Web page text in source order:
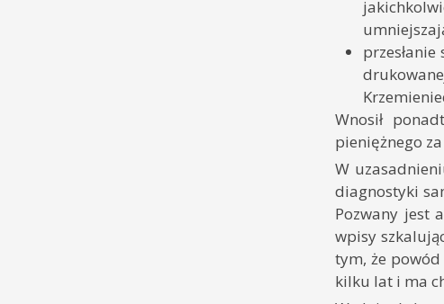
Wnosił
pieniężnego
W
diagnostyki
Pozwany jest
wpisy
tym, że
kilku lat i ma